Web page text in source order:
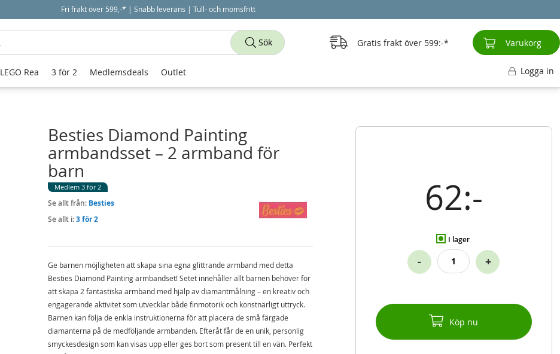
Fri frakt över 599,-* | Snabb leverans | Tull- och momsfritt
62:-
I lager
- +
Köp nu
Besties Diamond Painting
armbandsset – 2 armband för
barn
Medlem 3 för 2
Se allt från: Besties
Se allt i:3 för 2
Ge barnen möjligheten att skapa sina egna glittrande armband med detta
Besties Diamond Painting armbandset! Setet innehåller allt barnen behöver för
att skapa 2 fantastiska armband med hjälp av diamantmålning – en kreativ och
engagerande aktivitet som utvecklar både finmotorik och konstnärligt uttryck.
Barnen kan följa de enkla instruktionerna för att placera de små färgade
diamanterna på de medföljande armbanden. Efteråt får de en unik, personlig
smyckesdesign som kan visas upp eller ges bort som present till en vän. Perfekt
Sök Gratis frakt över 599:- Varukorg
LEGO Rea 3 för 2 Medlemsdeals Outlet Logga in